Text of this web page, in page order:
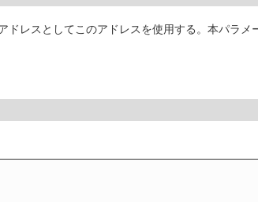
レスとしてこのアドレスを使用する。本パラ